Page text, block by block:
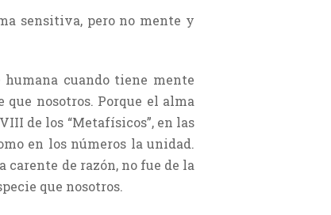
sensitiva, pero no mente y
cuando tiene mente
nosotros. Porque el alma
de los “Metafísicos”, en las
en los números la unidad.
carente de razón, no fue de la
que nosotros.